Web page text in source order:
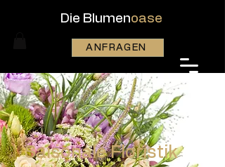
Die Blumenoase
ANFRAGEN
Saisonale Floristikin